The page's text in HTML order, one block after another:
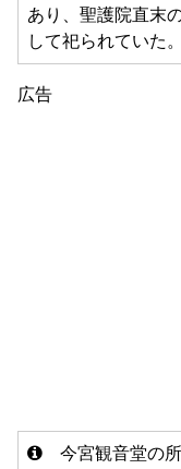
あり、聖護院直末
して祀られていた。
広告
今宮観音堂の所